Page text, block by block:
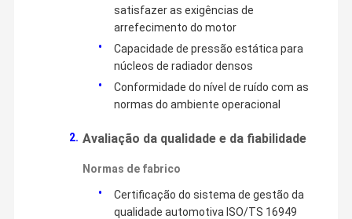
satisfazer as exigências de
arrefecimento do motor
Capacidade de pressão estática para
núcleos de radiador densos
Conformidade do nível de ruído com as
normas do ambiente operacional
Avaliação da qualidade e da fiabilidade
Normas de fabrico
Certificação do sistema de gestão da
qualidade automotiva ISO/TS 16949